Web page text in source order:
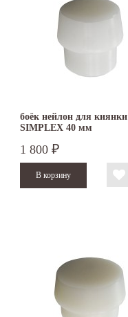
боёк нейлон для киянки
SIMPLEX 40 мм
1 800 ₽